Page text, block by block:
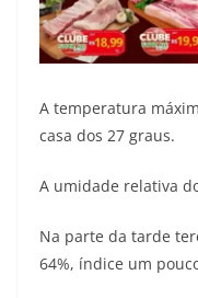
A temperatura
casa dos 27 graus.
A umidade relativa
Na parte da tarde
64%, índice um